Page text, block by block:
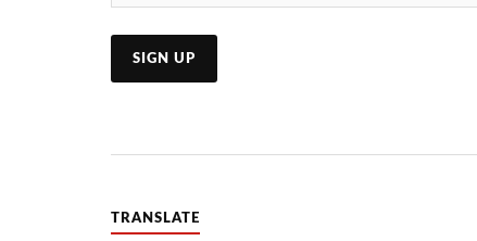
TRANSLATE